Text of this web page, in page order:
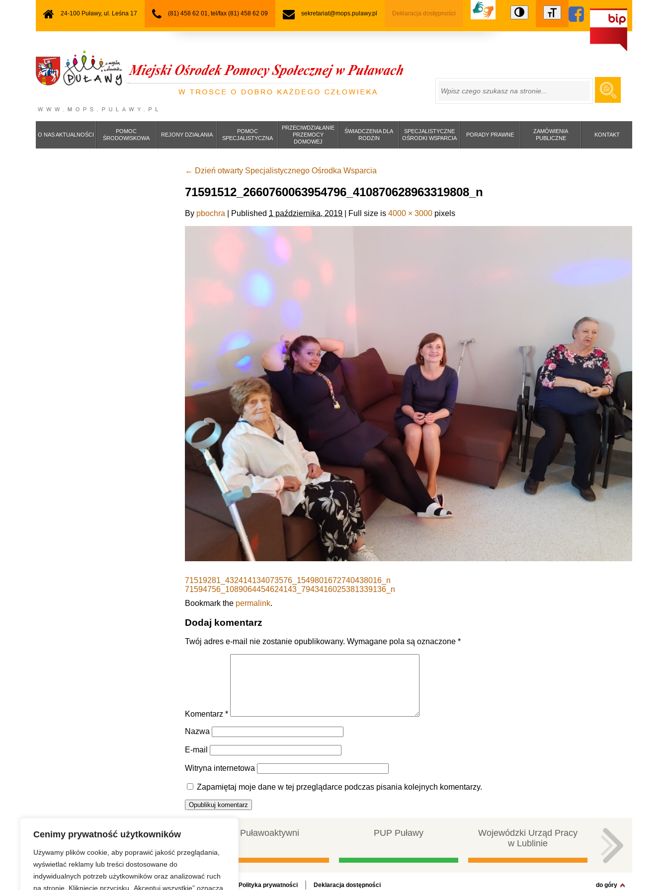
Cenimy prywatność użytkowników
Używamy plików cookie, aby poprawić jakość przeglądania,
wyświetlać reklamy lub treści dostosowane do
indywidualnych potrzeb użytkowników oraz analizować ruch
na stronie. Kliknięcie przycisku „Akceptuj wszystkie” oznacza
24-100 Puławy, ul. Leśna 17 (81) 458 62 01, tel/fax (81) 458 62 09 sekretariat@mops.pulawy.pl Deklaracja dostępności
SZUKAJ
O NAS AKTUALNOŚCI
POMOC
ŚRODOWISKOWA
REJONY DZIAŁANIA
POMOC
SPECJALISTYCZNA
PRZECIWDZIAŁANIE
PRZEMOCY
DOMOWEJ
ŚWIADCZENIA DLA
RODZIN
SPECJALISTYCZNE
OŚRODKI WSPARCIA
PORADY PRAWNE
ZAMÓWIENIA
PUBLICZNE
KONTAKT
← Dzień otwarty Specjalistycznego Ośrodka Wsparcia
71591512_2660760063954796_410870628963319808_n
By pbochra Published 1 października, 2019 Full size is 4000 × 3000 pixels
71519281_432414134073576_1549801672740438016_n
71594756_1089064454624143_7943416025381339136_n
Bookmark the permalink.
Dodaj komentarz
Twój adres e-mail nie zostanie opublikowany. Wymagane pola są oznaczone *
Komentarz *
Nazwa
E-mail
Witryna internetowa
Zapamiętaj moje dane w tej przeglądarce podczas pisania kolejnych komentarzy.
Urząd Miasta Puławy Puławoaktywni PUP Puławy
Wojewódzki Urząd Pracy
w Lublinie
Strona główna Prawa autorskie Redakcja serwisu Polityka prywatności Deklaracja dostępności do góry